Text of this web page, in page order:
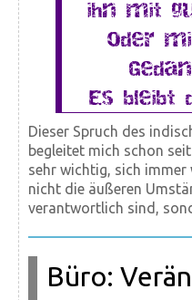
ihn mit
oder
Es bleibt
Dieser Spruch des
begleitet mich schon
sehr wichtig, sich immer
nicht die äußeren
verantwortlich sind,
Büro: